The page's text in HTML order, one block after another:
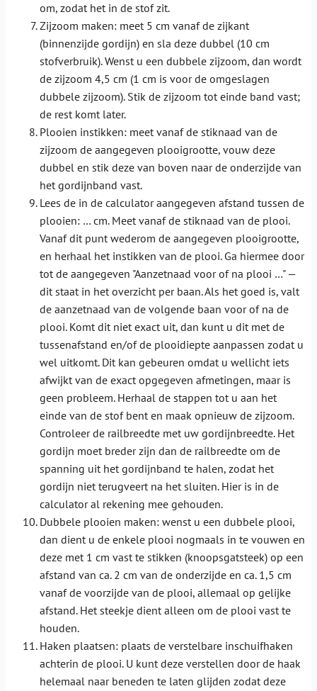
om, zodat het in de stof zit.
Zijzoom maken: meet 5 cm vanaf de zijkant
(binnenzijde gordijn) en sla deze dubbel (10 cm
stofverbruik). Wenst u een dubbele zijzoom, dan wordt
de zijzoom 4,5 cm (1 cm is voor de omgeslagen
dubbele zijzoom). Stik de zijzoom tot einde band vast;
de rest komt later.
Plooien instikken: meet vanaf de stiknaad van de
zijzoom de aangegeven plooigrootte, vouw deze
dubbel en stik deze van boven naar de onderzijde van
het gordijnband vast.
Lees de in de calculator aangegeven afstand tussen de
plooien: … cm. Meet vanaf de stiknaad van de plooi.
Vanaf dit punt wederom de aangegeven plooigrootte,
en herhaal het instikken van de plooi. Ga hiermee door
tot de aangegeven "Aanzetnaad voor of na plooi …" —
dit staat in het overzicht per baan. Als het goed is, valt
de aanzetnaad van de volgende baan voor of na de
plooi. Komt dit niet exact uit, dan kunt u dit met de
tussenafstand en/of de plooidiepte aanpassen zodat u
wel uitkomt. Dit kan gebeuren omdat u wellicht iets
afwijkt van de exact opgegeven afmetingen, maar is
geen probleem. Herhaal de stappen tot u aan het
einde van de stof bent en maak opnieuw de zijzoom.
Controleer de railbreedte met uw gordijnbreedte. Het
gordijn moet breder zijn dan de railbreedte om de
spanning uit het gordijnband te halen, zodat het
gordijn niet terugveert na het sluiten. Hier is in de
calculator al rekening mee gehouden.
Dubbele plooien maken: wenst u een dubbele plooi,
dan dient u de enkele plooi nogmaals in te vouwen en
deze met 1 cm vast te stikken (knoopsgatsteek) op een
afstand van ca. 2 cm van de onderzijde en ca. 1,5 cm
vanaf de voorzijde van de plooi, allemaal op gelijke
afstand. Het steekje dient alleen om de plooi vast te
houden.
Haken plaatsen: plaats de verstelbare inschuifhaken
achterin de plooi. U kunt deze verstellen door de haak
helemaal naar beneden te laten glijden zodat deze